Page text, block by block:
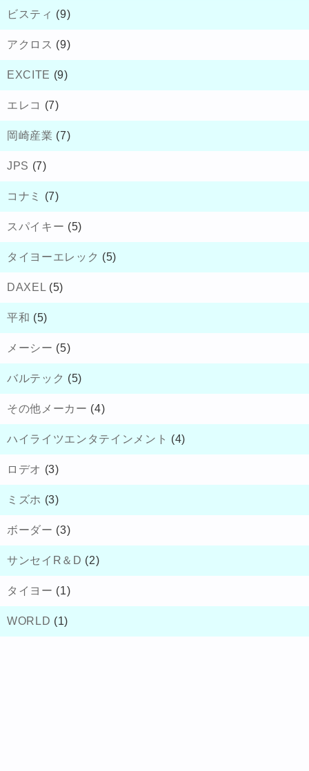
ビスティ (9)
アクロス (9)
EXCITE (9)
エレコ (7)
岡崎産業 (7)
JPS (7)
コナミ (7)
スパイキー (5)
タイヨーエレック (5)
DAXEL (5)
平和 (5)
メーシー (5)
バルテック (5)
その他メーカー (4)
ハイライツエンタテインメント (4)
ロデオ (3)
ミズホ (3)
ボーダー (3)
サンセイR＆D (2)
タイヨー (1)
WORLD (1)